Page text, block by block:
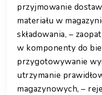
przyjmowanie
materiału w
składowania, –
w komponenty do
przygotowywanie
utrzymanie
magazynowych, –